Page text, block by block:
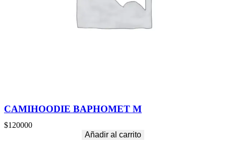
CAMIHOODIE BAPHOMET M
$120000
Añadir al carrito